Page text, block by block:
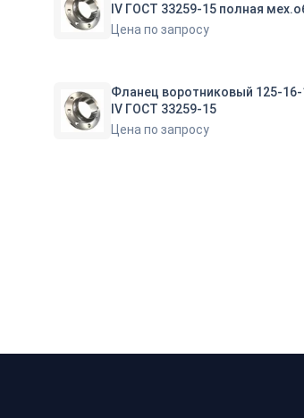
IV ГОСТ 33259-15 полная
Цена по запросу
Фланец воротниковый 125-16-
IV ГОСТ 33259-15
Цена по запросу